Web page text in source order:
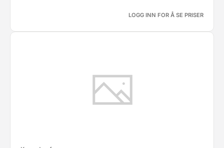
LOGG INN FOR Å SE PRISER